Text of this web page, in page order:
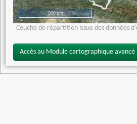
500 km
Couche de répartition issue des données
Accès au Module cartographique avancé